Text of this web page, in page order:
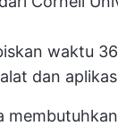
waktu
dan